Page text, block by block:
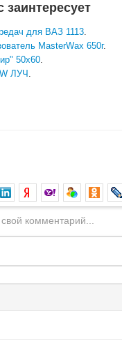
для ВАЗ 1113.
MasterWax 650г.
50х60.
ЛУЧ .